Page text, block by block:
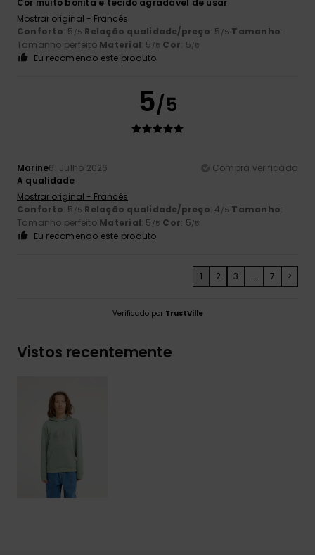
Mostrar original - Francês
Conforto: 5 /5 Relação qualidade/preço: 5 /5 Tamanho:
Tamanho perfeito Material: 5 /5 Cor: 5/5
Eu recomendo este produto
5/5
Marine6. Julho 2026
Compra verificada
A qualidade
Mostrar original - Francês
Conforto: 5 /5 Relação qualidade/preço: 4 /5 Tamanho:
Tamanho perfeito Material: 5 /5 Cor: 5/5
Eu recomendo este produto
1 2 3 ... 7 >
Verificado por TrustVille
Vistos recentemente